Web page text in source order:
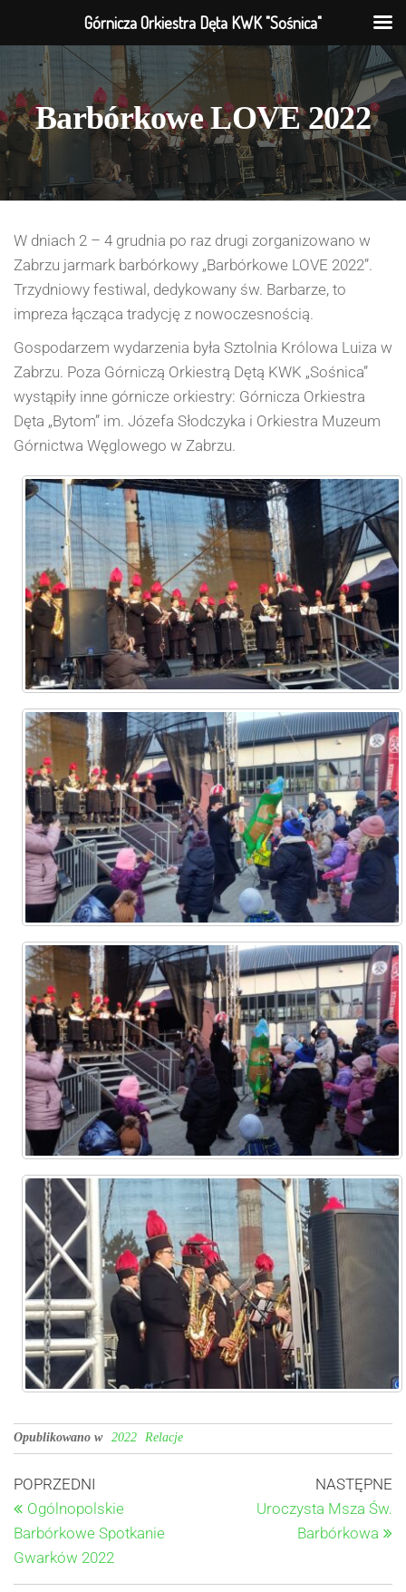
Barbórkowe LOVE 2022
W dniach 2 – 4 grudnia po raz drugi zorganizowano w
Zabrzu jarmark barbórkowy „Barbórkowe LOVE 2022”.
Trzydniowy festiwal, dedykowany św. Barbarze, to
impreza łącząca tradycję z nowoczesnością.
Gospodarzem wydarzenia była Sztolnia Królowa Luiza w
Zabrzu. Poza Górniczą Orkiestrą Dętą KWK „Sośnica”
wystąpiły inne górnicze orkiestry: Górnicza Orkiestra
Dęta „Bytom” im. Józefa Słodczyka i Orkiestra Muzeum
Górnictwa Węglowego w Zabrzu.
Opublikowano w 2022 Relacje
POPRZEDNI
Ogólnopolskie
Barbórkowe Spotkanie
Gwarków 2022
NASTĘPNE
Uroczysta Msza Św.
Barbórkowa
Górnicza Orkiestra Dęta KWK "Sośnica"